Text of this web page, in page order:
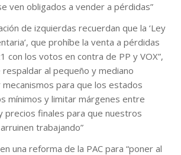
ven obligados a vender a pérdidas”
de izquierdas recuerdan que la ‘Ley
que prohíbe la venta a pérdidas
con los votos en contra de PP y VOX”,
respaldar al pequeño y mediano
para que los estados
mínimos y limitar márgenes entre
precios finales para que nuestros
trabajando”
una reforma de la PAC para “poner al